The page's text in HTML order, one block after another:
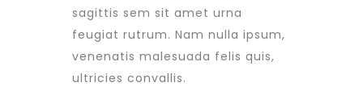
sagittis sem sit amet urna
feugiat rutrum. Nam nulla ipsum,
venenatis malesuada felis quis,
ultricies convallis.